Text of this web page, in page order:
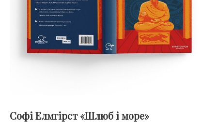
Софі Елмгірст «Шлюб і море»